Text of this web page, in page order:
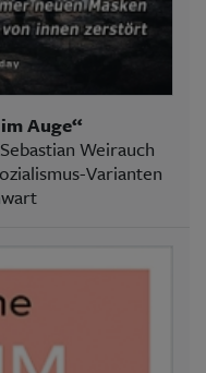
Auge“
Weirauch
Varianten